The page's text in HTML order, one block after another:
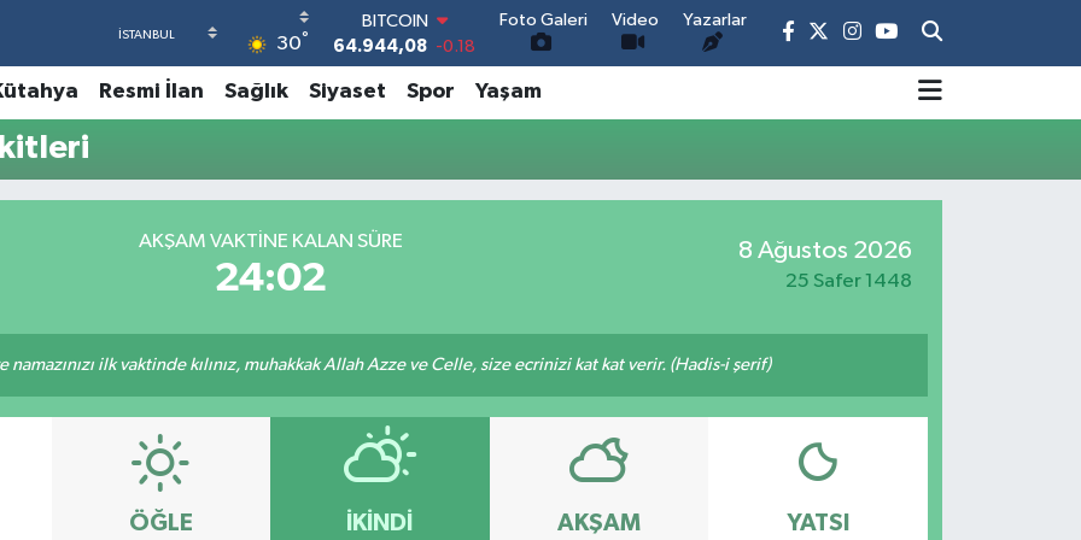
30°
64.944,08 -0.18
DOLAR
47,7436 0.18
EURO
BİST100
Foto Galeri Video Yazarlar
Resmi İlan Sağlık Siyaset Spor Yaşam
AKŞAM VAKTINE KALAN SÜRE
24:01
8 Ağustos 2026
25 Safer 1448
ilk vaktinde kılınız, muhakkak Allah Azze ve Celle, size ecrinizi kat kat verir. (Hadis-i şerif)
ÖĞLE İKINDI AKŞAM YATSI